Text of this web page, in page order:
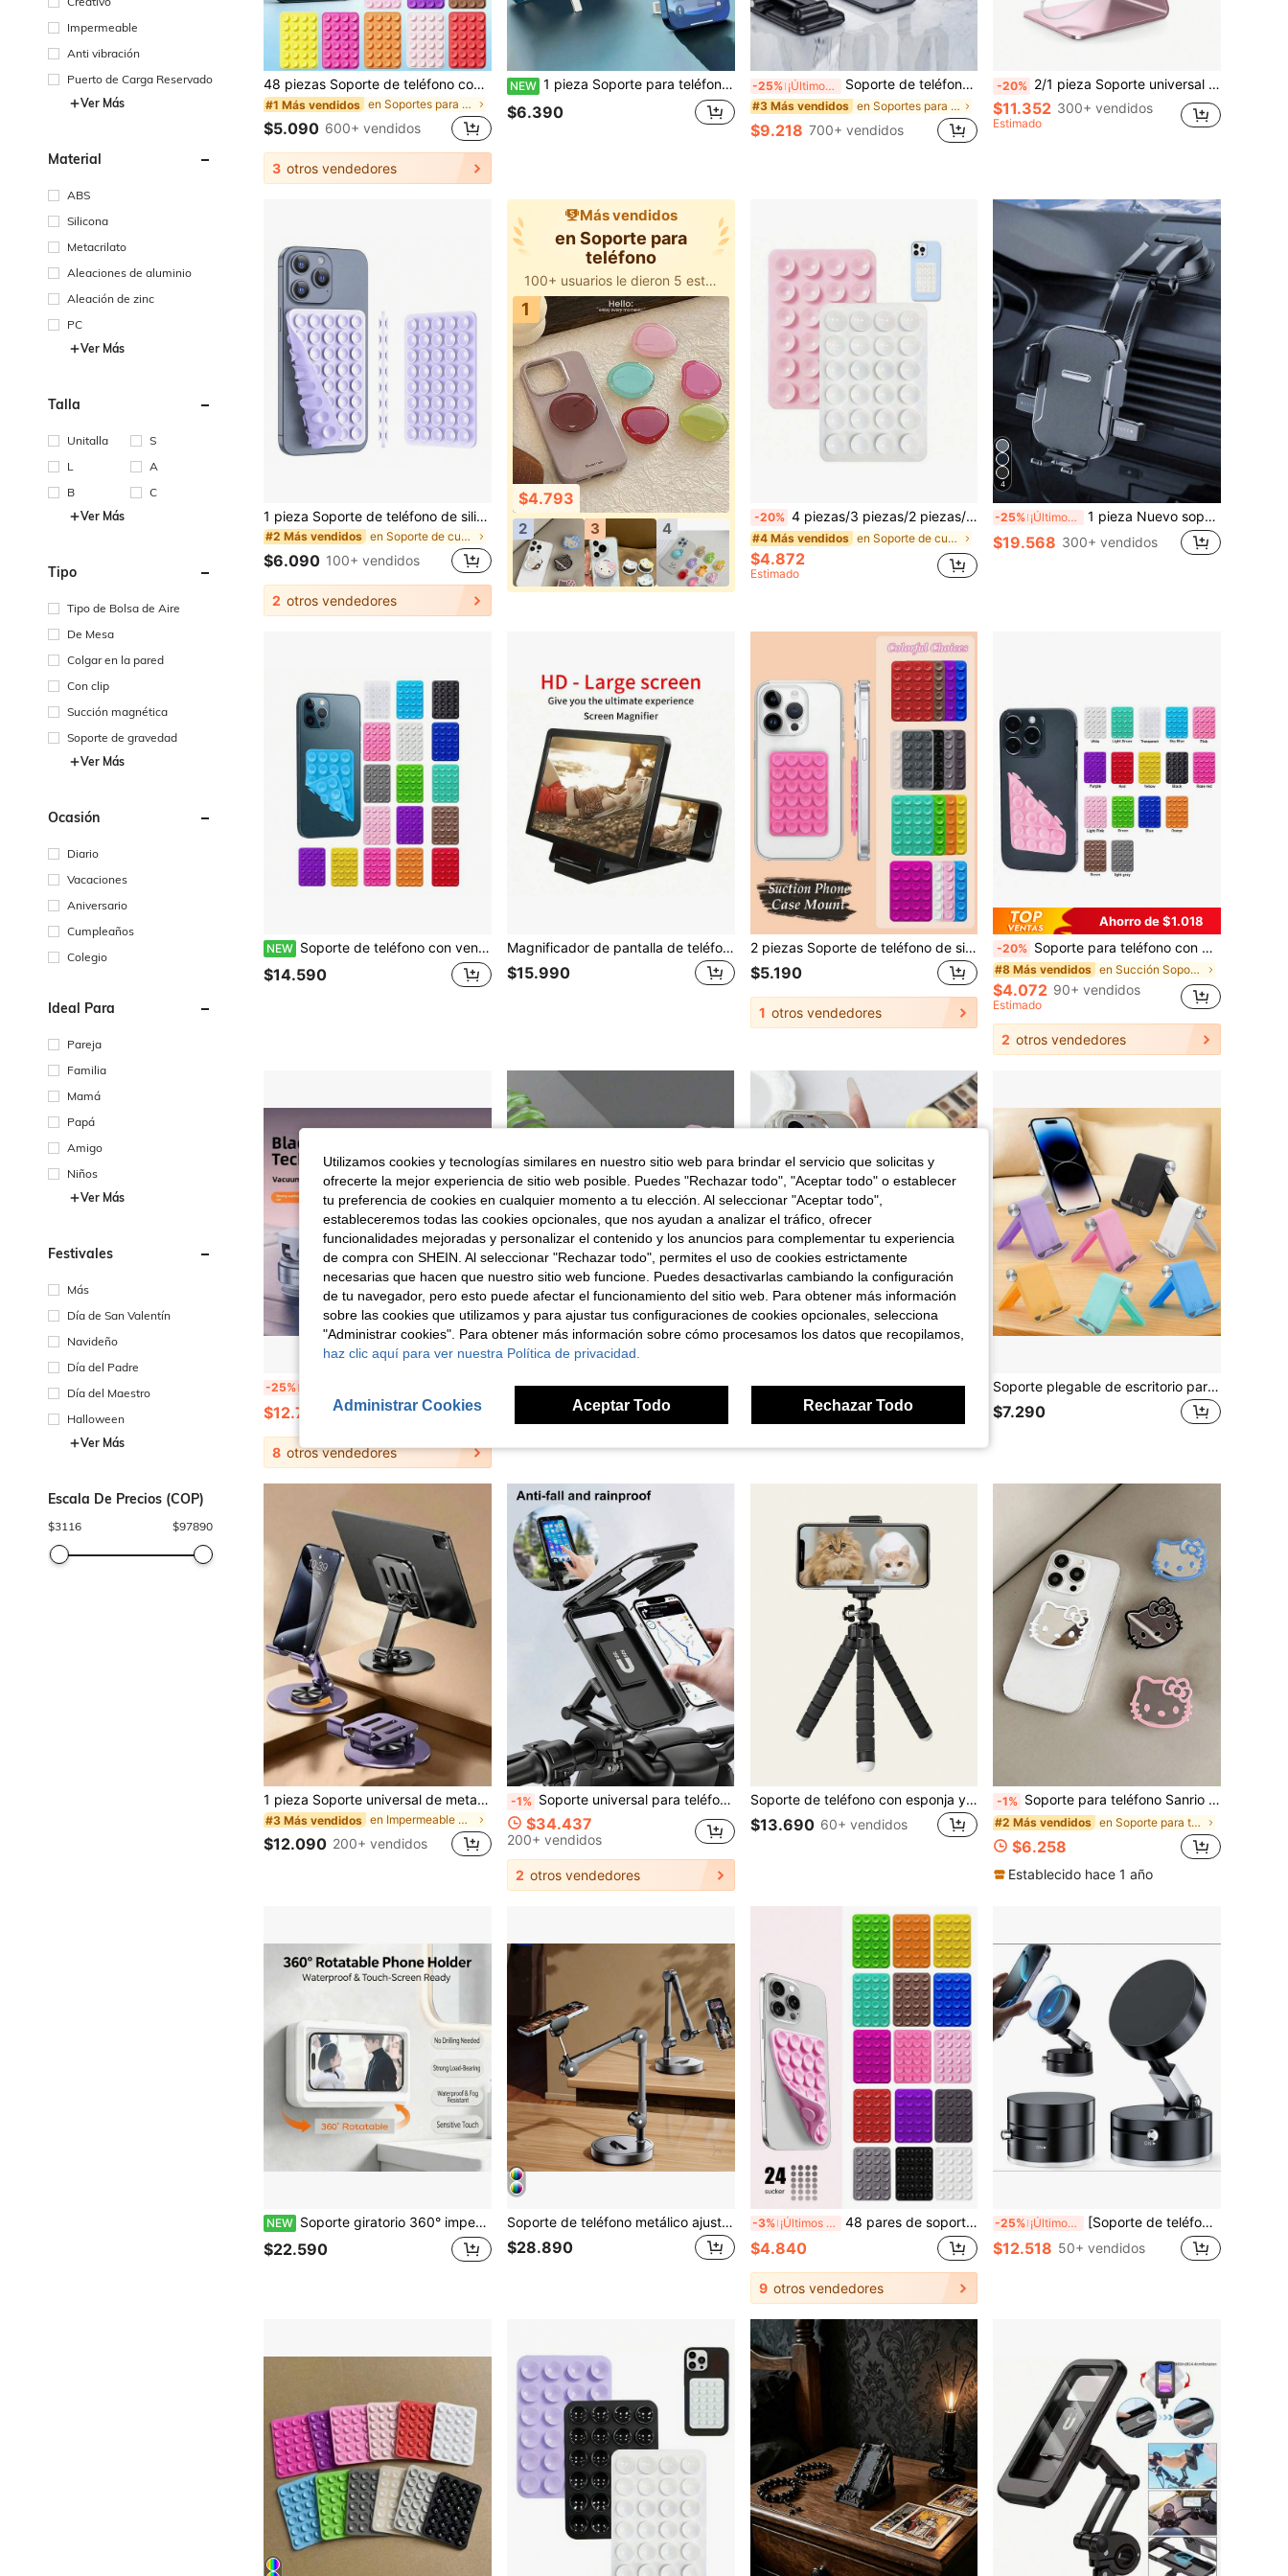
Impermeable
Anti vibración
Puerto de Carga Reservado
Ver Más
Material
ABS
Silicona
Metacrilato
Aleaciones de aluminio
Aleación de zinc
PC
Ver Más
Talla
Unitalla
S
L
A
B
C
Ver Más
Tipo
Tipo de Bolsa de Aire
De Mesa
Colgar en la pared
Con clip
Succión magnética
Soporte de gravedad
Ver Más
Ocasión
Diario
Vacaciones
Aniversario
Cumpleaños
Colegio
Ideal Para
Pareja
Familia
Mamá
Papá
Amigo
Niños
Ver Más
Festivales
Más
Día de San Valentín
Navideño
Día del Padre
Día del Maestro
Halloween
Ver Más
Escala De Precios (COP)
$3116 $97890
48 piezas Soporte de teléfono con ventosa doble cara, 24 ventosas por cada lado, desmontable, impermeable, rotación de 360°, adecuado para pared de baño, espejo de vidrio, tocador, cualquier superficie lisa, no apto para paredes rugosas, se adapta a todos los teléfonos y mini tabletas
#1 Más vendidos en Soportes para teléfono
$5.090 600+ vendidos
3 otros vendedores
NEW 1 pieza Soporte para teléfono móvil ultra delgado y minimalista, soporte adhesivo mini, soporte plegable y flexible, portátil compatible con iPhone, teléfono Android, regalo para cumpleaños, familia, amigos, soporte para teléfono, accesorios para teléfono
$6.390
-25% ¡Últimos 2 días Soporte de teléfono giratorio 360°, plegable, base ajustable de escritorio compatible con iPhone 15/15 Pro/15 Pro Max/14/13 Mini/13/13 Pro Max/12 Mini/12/12 Pro/12 Pro Max/11/11 Pro/11 Pro Max/Xs/Xs Max/XR/X/8/7, Galaxy S22 Ultra/S22+/S22/S21/S21+/S20/S20 Ultra/S10/S10+/S9/S9+, Galaxy Note 30/20+/10+/10/30s/4 A90/5 A60/5 A80, Switch y todos los teléfonos inteligentes compatibles con , teléfonos Android, regalo para cumpleaños, familia, amigos, accesorios de teléfono para cumpleaños, resistente y de alta capacidad de carga
#3 Más vendidos en Soportes para teléfono
$9.218 700+ vendidos
-20% 2/1 pieza Soporte universal de metal para teléfono/tableta, antideslizante y a prueba de golpes, adecuado para transmisión en vivo, ángulo ajustable, para ver películas y cargar, accesorio de escritorio creativo
$11.352 300+ vendidos
Estimado
1 pieza Soporte de teléfono de silicona de doble cara con ventosa, compatible con iPhone y Android, ángulo ajustable y diseño compacto, ideal para maquillaje, baile, fitness, yoga, ducha, ver programas, perfecto para videos y selfies, gran regalo para amigos y cumpleaños
#2 Más vendidos en Soporte de cuello de cisne para teléfono
$6.090 100+ vendidos
2 otros vendedores
Más vendidos
en Soporte para
teléfono
100+ usuarios le dieron 5 estrellas
1
$4.793
2 3 4
-20% 4 piezas/3 piezas/2 piezas/1 pieza Soporte adhesivo de silicona para teléfono, compatible con todos los modelos de teléfono, soporte de ventosa para funda de teléfono, soporte adhesivo de manos libres para teléfono, soporte de espejo para dedo de teléfono para selfies y videos
#4 Más vendidos en Soporte de cuello de cisne para teléfono
$4.872
Estimado
4
-25% ¡Últimos 2 días 1 pieza Nuevo soporte para teléfono en rejilla de ventilación del coche, soporte de navegación ajustable con ventosa de bloqueo automático compatible con teléfonos Android, regalo para cumpleaños, familia, amigos para soporte de teléfono en rejilla de ventilación de verano, accesorios para coche, soporte para teléfono de coche, viaje por carretera
$19.568 300+ vendidos
NEW Soporte de teléfono con ventosas de doble cara, 24 ventosas por lado, desmontable, resistente al agua, rotación de 360°, adecuado para superficies lisas como paredes de baño, espejos de vidrio, tocadores, no apto para paredes rugosas, compatible con todos los teléfonos inteligentes y tabletas, Android e iOS, excelente regalo para familiares y amigos, accesorio para teléfono
$14.590
Magnificador de pantalla de teléfono 3D - Magnificador HD de doble pantalla con soporte portátil de manos libres, adecuado para teléfonos inteligentes/tabletas, amplifica videos, transmisiones en vivo y trabajo
$15.990
2 piezas Soporte de teléfono de silicona con 48 ventosas de silicona, diseño antideslizante de doble cara, adecuado para baño, vidrio, tocador y otras superficies lisas. Puerto de carga reservado. No apto para superficies rugosas. Compatible con iPhone, teléfonos Android y. Incluye pegatina de ventosa autoadhesiva para teléfono y pegatina para batería externa.
$5.190
1 otros vendedores
Ahorro de $1.018
-20% Soporte para teléfono con ventosa doble cara, soporte de teléfono adhesivo de silicona antideslizante y lavable
#8 Más vendidos en Succión Soportes para teléfono
$4.072 90+ vendidos
Estimado
2 otros vendedores
-25%
$12.743 200+ vendidos
8 otros vendedores
Soporte plegable para teléfono, adecuado para iPhone, teléfonos Android, regalo de cumpleaños, soporte de teléfono para familiares y amigos, accesorios para teléfono
100+ vendidos
NEW Soporte magnético de silicona para teléfono con bloques de color macaron, pegatina trasera adhesiva, soporte de escritorio con cojín de aire plegable
$14.890
Soporte plegable de escritorio para teléfono, soporte simple para teléfono y tableta
$7.290
1 pieza Soporte universal de metal giratorio 360° para teléfono y tableta - Resistente al agua, amortiguador de golpes, ajustable y compacto - Estructura de hierro duradera, rotación suave y uso duradero compatible con iPhone, teléfono Android, regalo para cumpleaños, familia, amigos Soporte de teléfono Accesorios de teléfono Soporte de teléfono Fuerte capacidad de carga
#3 Más vendidos en Impermeable Soportes para teléfono
$12.090 200+ vendidos
-1% Soporte universal para teléfono móvil de motocicleta/bicicleta, impermeable, con rotación de 360°, ajustable, compatible con iPhone, Android, un regalo ideal para el cumpleaños, la familia y los amigos para bicicleta y bicicleta eléctrica, accesorios de motocicleta para exteriores, soporte para teléfono de bicicleta
$34.437
200+ vendidos
2 otros vendedores
Soporte de teléfono con esponja y clip en forma de E, con clip anular adicional y luz de relleno, compra uno y llévate otro gratis, trípode de teléfono extensible de aleación de aluminio antideslizante, plegable y flexible
$13.690 60+ vendidos
-1% Soporte para teléfono Sanrio Hello Kitty con espejo adhesivo, pegatina de espejo con lazo, gato de dibujos animados, estilo INS, soporte retráctil para teléfono
#2 Más vendidos en Soporte para teléfono
$6.258
Establecido hace 1 año
NEW Soporte giratorio 360° impermeable para teléfono de ducha - Soporte de pantalla táctil transparente antiniebla, adecuado para baño y tocador, cortina de ducha de plástico para baño, cortina de ducha impermeable para baño
$22.590
Soporte de teléfono metálico ajustable, soporte universal de teléfono duradero (adecuado para transmisión en vivo, clases en línea, vlogging, etc.) - Regalo de Ramadán/Eid, Regalo de Pascua, Soporte de teléfono inteligente, Soporte organizador de teléfono - Múltiples estilos y colores
$28.890
-3% ¡Últimos 3 días 48 pares de soportes para teléfono con ventosa de doble cara, desmontables y giratorios 360°, adecuados para paredes lisas o vidrio, no aptos para paredes rugosas, perfectos como regalos de cumpleaños para familiares y amigos
$4.840
9 otros vendedores
-25% ¡Últimos 2 días [Soporte de teléfono con ventosa fuerte] Soporte de teléfono magnético de vacío con liberación de aire de un solo clic, portátil y fácil de usar, succión fuerte, plegable y extensible, adecuado para vidrio de coche y pantallas, con conmutación de adsorción de doble cara. Recordatorio: Solo apto para instalación y uso en superficies lisas. Compatible con teléfonos y Android, regalo de cumpleaños, accesorio de coche para familia y amigos, soporte de teléfono para coche.
$12.518 50+ vendidos
Utilizamos cookies y tecnologías similares en nuestro sitio web para brindar el servicio que solicitas y
ofrecerte la mejor experiencia de sitio web posible. Puedes "Rechazar todo", "Aceptar todo" o establecer
tu preferencia de cookies en cualquier momento a tu elección. Al seleccionar "Aceptar todo",
estableceremos todas las cookies opcionales, que nos ayudan a analizar el tráfico, ofrecer
funcionalidades mejoradas y personalizar el contenido y los anuncios para complementar tu experiencia
de compra con SHEIN. Al seleccionar "Rechazar todo", permites el uso de cookies estrictamente
necesarias que hacen que nuestro sitio web funcione. Puedes desactivarlas cambiando la configuración
de tu navegador, pero esto puede afectar el funcionamiento del sitio web. Para obtener más información
sobre las cookies que utilizamos y para ajustar tus configuraciones de cookies opcionales, selecciona
"Administrar cookies". Para obtener más información sobre cómo procesamos los datos que recopilamos,
haz clic aquí para ver nuestra Política de privacidad.
Administrar Cookies Aceptar Todo Rechazar Todo